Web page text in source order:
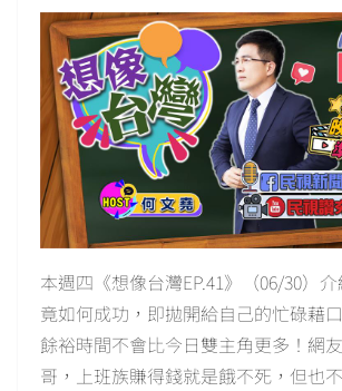
本週四《想像台灣EP.41》（06/30）
竟如何成功，即拋開給自己的忙碌藉
餘裕時間不會比今日雙主角更多！網
哥，上班族賺得錢就是餓不死，但也